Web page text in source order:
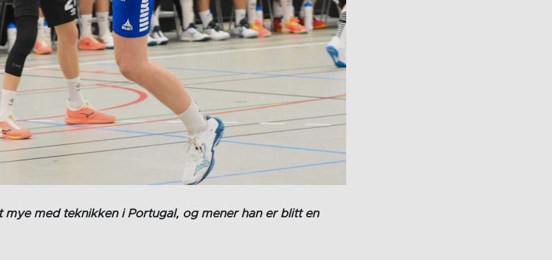
mye med teknikken i Portugal, og mener han er blitt en